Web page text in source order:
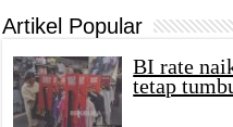
Artikel Popular
BI rate
tetap